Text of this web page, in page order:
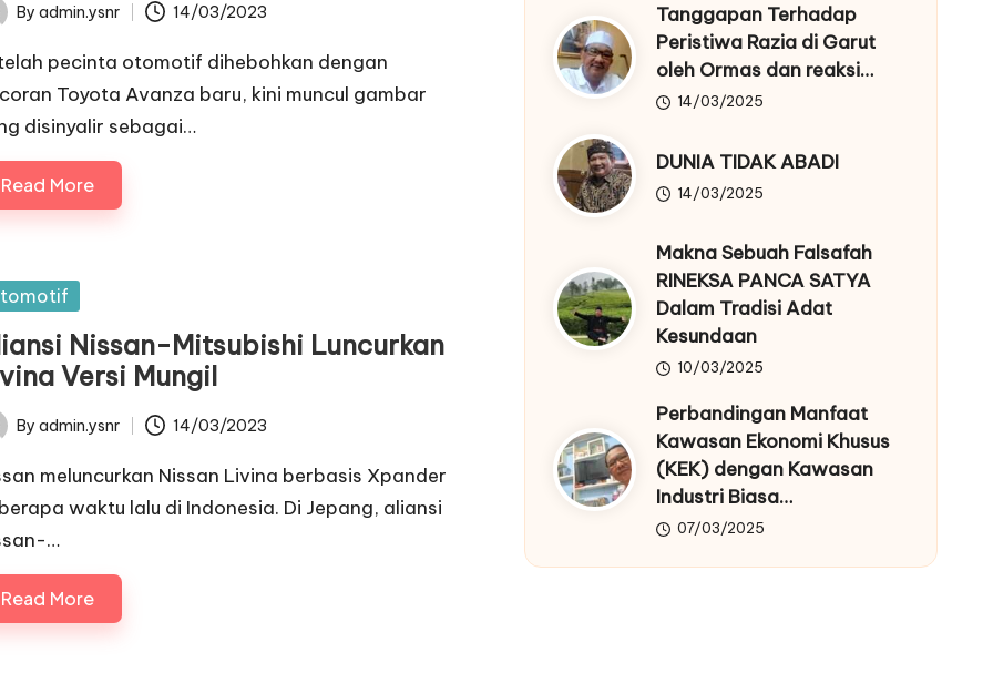
By admin.ysnr 14/03/2023
pecinta otomotif dihebohkan dengan
Toyota Avanza baru, kini muncul gambar
disinyalir sebagai…
Read More
Nissan-Mitsubishi Luncurkan
Versi Mungil
By admin.ysnr 14/03/2023
meluncurkan Nissan Livina berbasis Xpander
waktu lalu di Indonesia. Di Jepang, aliansi
…
Read More
Tanggapan Terhadap
Peristiwa Razia di Garut
oleh Ormas dan reaksi…
14/03/2025
DUNIA TIDAK ABADI
14/03/2025
Makna Sebuah Falsafah
RINEKSA PANCA SATYA
Dalam Tradisi Adat
Kesundaan
10/03/2025
Perbandingan Manfaat
Kawasan Ekonomi Khusus
(KEK) dengan Kawasan
Industri Biasa…
07/03/2025